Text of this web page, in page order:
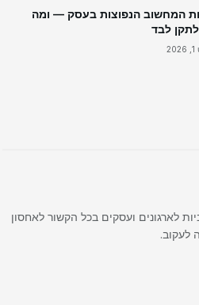
המחשוב הנפוצות בעסק — ומה
לבד
לארגונים ועסקים בכל הקשור לאחסון
לעקוב.